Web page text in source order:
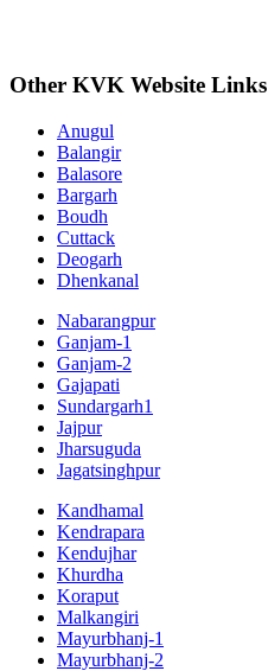
Other KVK Website Links
Anugul
Balangir
Balasore
Bargarh
Boudh
Cuttack
Deogarh
Dhenkanal
Nabarangpur
Ganjam-1
Ganjam-2
Gajapati
Sundargarh1
Jajpur
Jharsuguda
Jagatsinghpur
Kandhamal
Kendrapara
Kendujhar
Khurdha
Koraput
Malkangiri
Mayurbhanj-1
Mayurbhanj-2